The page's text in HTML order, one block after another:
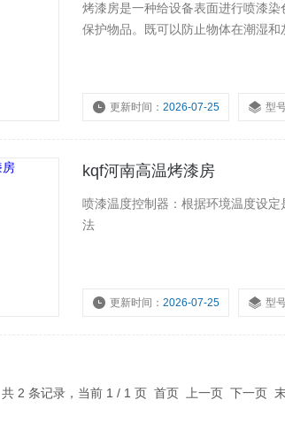
烤漆房是一种给设备表面进行喷漆
保护物品。既可以防止物体在潮湿
更新时间：2026-07-25 型
kqf河南高温烤漆房
喷漆温度控制器：根据环境温度设
法
更新时间：2026-07-25 型
共 2 条记录，当前 1 / 1 页 首页 上一页 下一页